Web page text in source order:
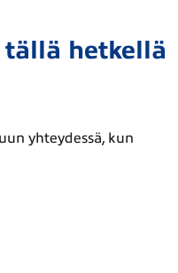
hetkellä
yhteydessä, kun